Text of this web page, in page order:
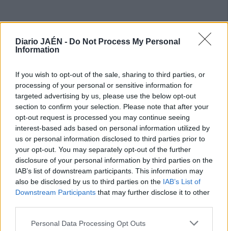
Diario JAÉN - Do Not Process My Personal
Information
If you wish to opt-out of the sale, sharing to third parties, or
processing of your personal or sensitive information for
targeted advertising by us, please use the below opt-out
section to confirm your selection. Please note that after your
opt-out request is processed you may continue seeing
interest-based ads based on personal information utilized by
us or personal information disclosed to third parties prior to
your opt-out. You may separately opt-out of the further
disclosure of your personal information by third parties on the
IAB’s list of downstream participants. This information may
also be disclosed by us to third parties on the IAB’s List of
Downstream Participants that may further disclose it to other
Personal Data Processing Opt Outs